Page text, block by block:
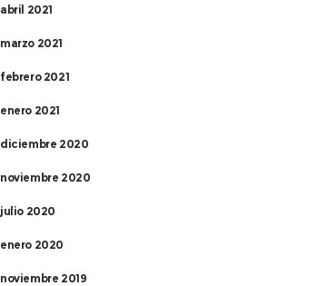
abril 2021
marzo 2021
febrero 2021
enero 2021
diciembre 2020
noviembre 2020
julio 2020
enero 2020
noviembre 2019